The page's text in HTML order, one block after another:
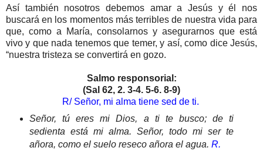
Así también nosotros debemos amar a Jesús y él nos
buscará en los momentos más terribles de nuestra vida para
que, como a María, consolarnos y asegurarnos que está
vivo y que nada tenemos que temer, y así, como dice Jesús,
“nuestra tristeza se convertirá en gozo.
Salmo responsorial:
(Sal 62, 2. 3-4. 5-6. 8-9)
R/ Señor, mi alma tiene sed de ti.
Señor, tú eres mi Dios, a ti te busco; de ti
sedienta está mi alma. Señor, todo mi ser te
añora, como el suelo reseco añora el agua. R.